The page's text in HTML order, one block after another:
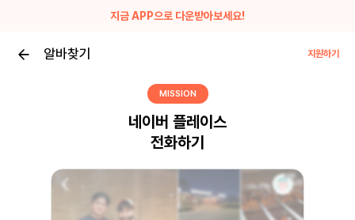
지금 APP으로 다운받아보세요!
알바찾기 지원하기
MISSION
네이버 플레이스
전화하기